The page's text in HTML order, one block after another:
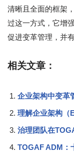
清晰且全面的框架
过这一方式，它增
促进变革管理，并
相关文章：
企业架构中变革
理解企业架构（
治理团队在
TOGAF ADM